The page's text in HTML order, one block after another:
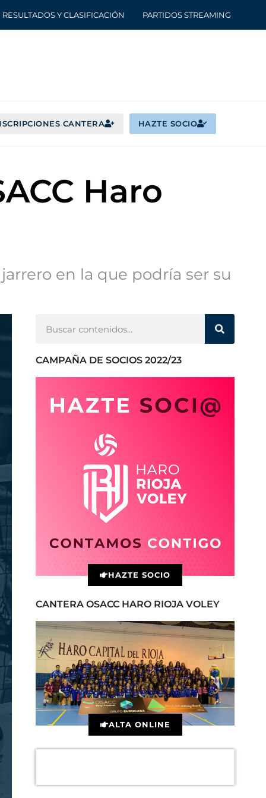
RESULTADOS Y CLASIFICACIÓN PARTIDOS STREAMING
CANTERA HAZTE SOCIO
Haro
en la que podría ser su
CAMPAÑA DE SOCIOS 2022/23
HAZTE SOCIO
CANTERA OSACC HARO RIOJA VOLEY
ALTA ONLINE